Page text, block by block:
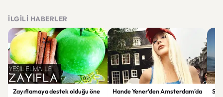
İLGILI HABERLER
Zayıflamaya destek olduğu öne
Hande Yener’den Amsterdam’da